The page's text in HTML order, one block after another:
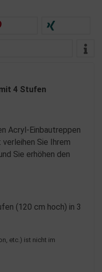
4 Stufen
Acryl-Einbautreppen
Sie Ihrem
Sie erhöhen den
(120 cm hoch) in 3
etc.) ist nicht im